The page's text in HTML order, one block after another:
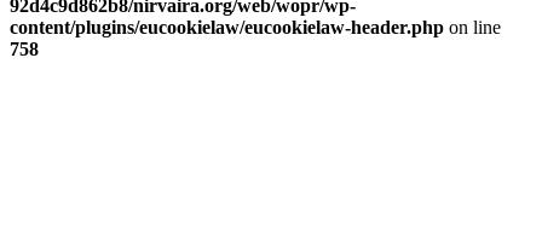
92d4c9d862b8/nirvaira.org/web/wopr/wp-
content/plugins/eucookielaw/eucookielaw-header.php on line
758